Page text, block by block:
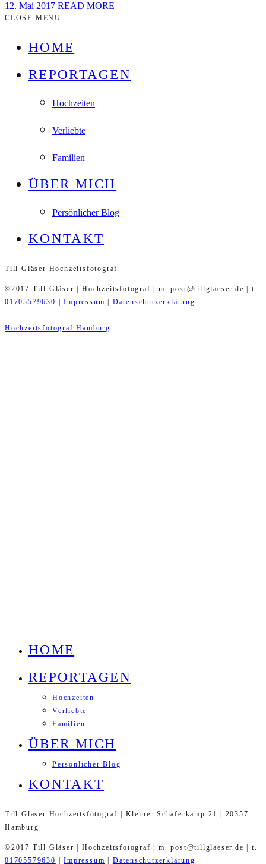
12. Mai 2017 READ MORE
CLOSE MENU
HOME
REPORTAGEN
Hochzeiten
Verliebte
Familien
ÜBER MICH
Persönlicher Blog
KONTAKT
Till Gläser Hochzeitsfotograf
©2017 Till Gläser | Hochzeitsfotograf | m. post@tillglaeser.de | t.
01705579630
|Impressum Datenschutzerklärung
Hochzeitsfotograf Hamburg
HOME
REPORTAGEN
Hochzeiten
Verliebte
Familien
ÜBER MICH
Persönlicher Blog
KONTAKT
Till Gläser Hochzeitsfotograf | Kleiner Schäferkamp 21 | 20357
Hamburg
©2017 Till Gläser | Hochzeitsfotograf | m. post@tillglaeser.de | t.
01705579630
|Impressum Datenschutzerklärung